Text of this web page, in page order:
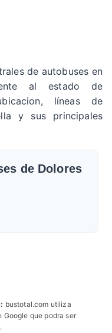
de autobuses en
al estado de
líneas de
y sus principales
de Dolores
bustotal.com utiliza
Google que podra ser